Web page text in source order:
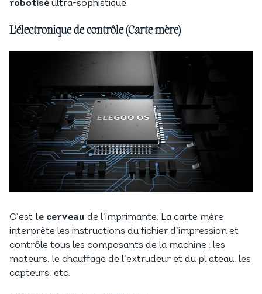
robotisé ultra-sophistiqué.
L’électronique de contrôle (Carte mère)
C’est le cerveau de l’imprimante. La carte mère
interprète les instructions du fichier d’impression et
contrôle tous les composants de la machine : les
moteurs, le chauffage de l’extrudeur et du pl ateau, les
capteurs, etc.